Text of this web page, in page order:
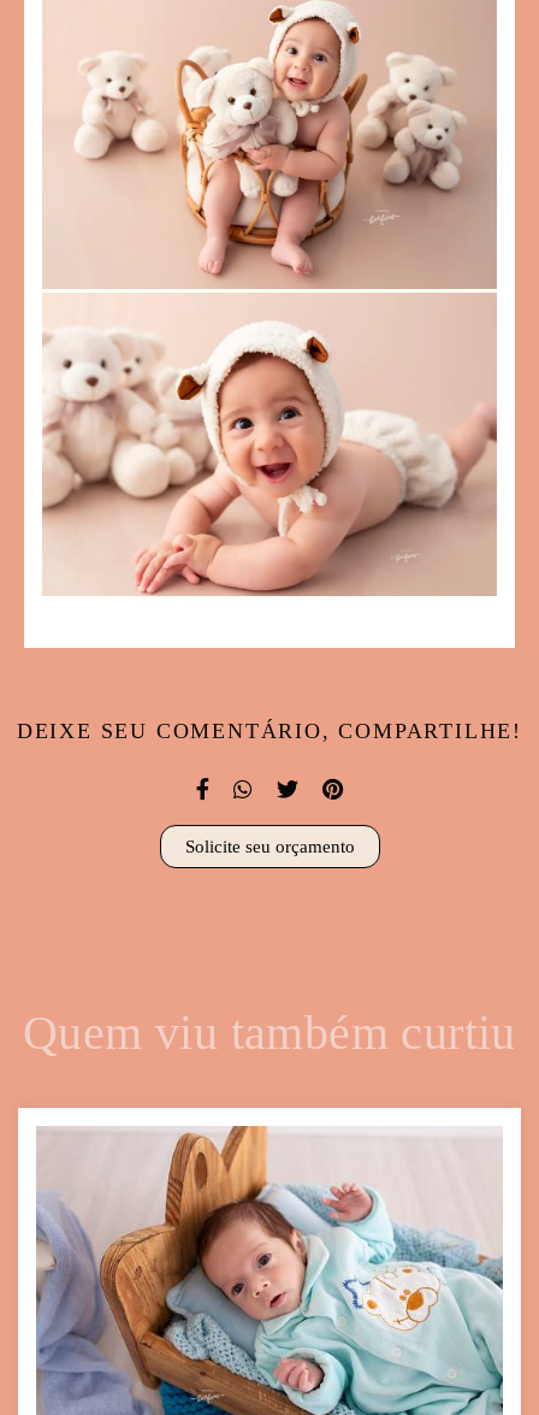
DEIXE SEU COMENTÁRIO, COMPARTILHE!
Solicite seu orçamento
Quem viu também curtiu